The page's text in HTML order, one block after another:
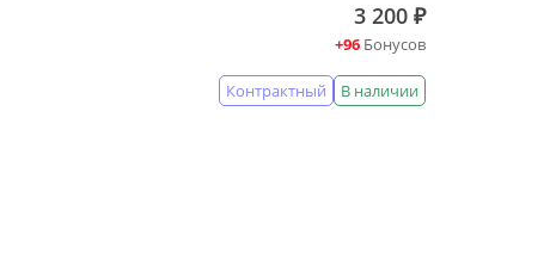
3 200 ₽
+96Бонусов
В наличии
Контрактный